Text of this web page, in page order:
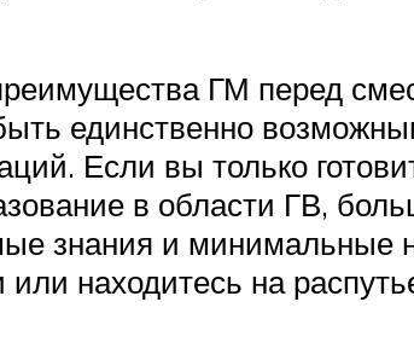
ГМ перед
единственно
Если вы только
в области ГВ,
знания и минимальные
находитесь на